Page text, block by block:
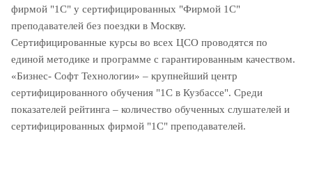
фирмой "1С" у сертифицированных "Фирмой 1С"
преподавателей без поездки в Москву.
Сертифицированные курсы во всех ЦСО проводятся по
единой методике и программе с гарантированным качеством.
«Бизнес- Софт Технологии» – крупнейший центр
сертифицированного обучения "1С в Кузбассе". Среди
показателей рейтинга – количество обученных слушателей и
сертифицированных фирмой "1С" преподавателей.